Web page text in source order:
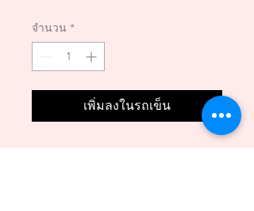
จำนวน *
เพิ่มลงในรถเข็น